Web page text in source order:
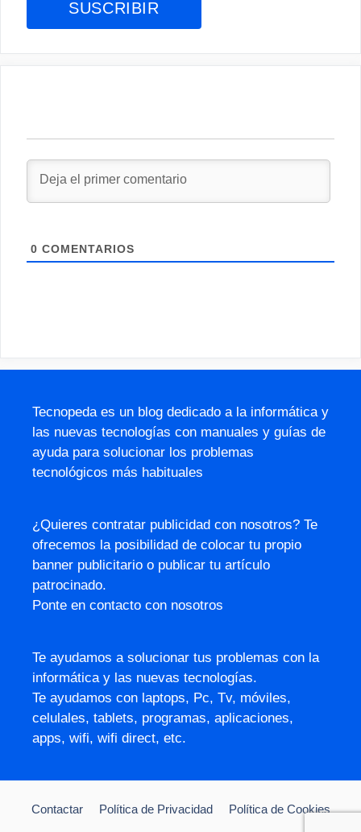
0 COMENTARIOS
Tecnopeda es un blog dedicado a la informática y
las nuevas tecnologías con manuales y guías de
ayuda para solucionar los problemas
tecnológicos más habituales
¿Quieres contratar publicidad con nosotros? Te
ofrecemos la posibilidad de colocar tu propio
banner publicitario o publicar tu artículo
patrocinado.
Ponte en contacto con nosotros
Te ayudamos a solucionar tus problemas con la
informática y las nuevas tecnologías.
Te ayudamos con laptops, Pc, Tv, móviles,
celulales, tablets, programas, aplicaciones,
apps, wifi, wifi direct, etc.
Contactar Política de Privacidad Política de Cookies